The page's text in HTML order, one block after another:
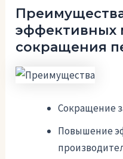
эффективных
сокращения
Сокращение
Повышение